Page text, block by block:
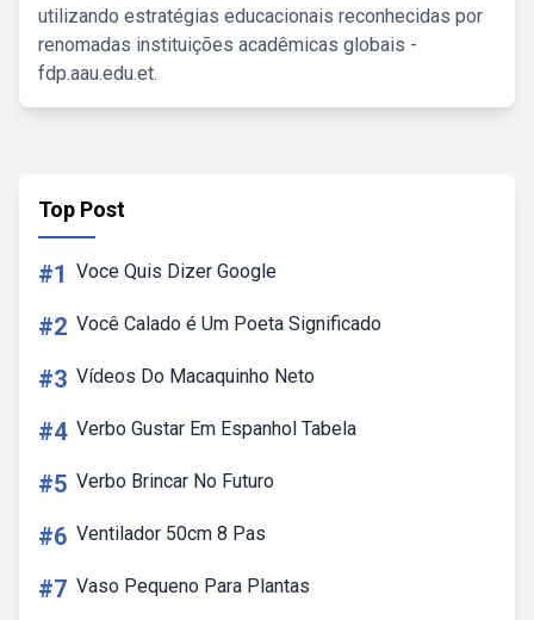
utilizando estratégias educacionais reconhecidas por
renomadas instituições acadêmicas globais -
fdp.aau.edu.et.
Top Post
#1 Voce Quis Dizer Google
#2 Você Calado é Um Poeta Significado
#3 Vídeos Do Macaquinho Neto
#4 Verbo Gustar Em Espanhol Tabela
#5 Verbo Brincar No Futuro
#6 Ventilador 50cm 8 Pas
#7 Vaso Pequeno Para Plantas